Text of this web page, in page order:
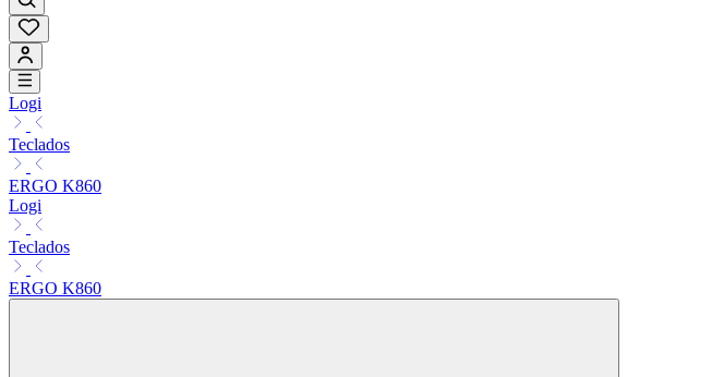
Logi
Teclados
ERGO K860
Logi
Teclados
ERGO K860